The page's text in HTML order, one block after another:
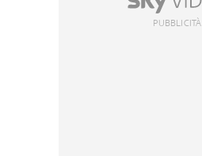
PUBBLICITÀ